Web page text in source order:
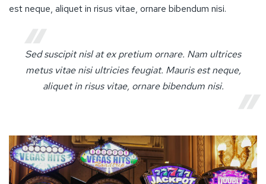
est neque, aliquet in risus vitae, ornare bibendum nisi.
Sed suscipit nisl at ex pretium ornare. Nam ultrices
metus vitae nisi ultricies feugiat. Mauris est neque,
aliquet in risus vitae, ornare bibendum nisi.